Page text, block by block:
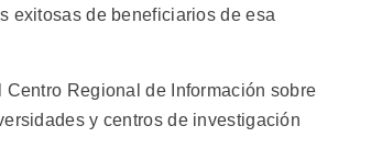
exitosas de beneficiarios de esa
Regional de Información sobre
y centros de investigación